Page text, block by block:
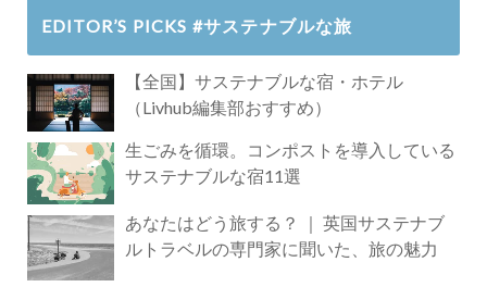
EDITOR’S PICKS #サステナブルな旅
【全国】サステナブルな宿・ホテル
（Livhub編集部おすすめ）
生ごみを循環。コンポストを導入している
サステナブルな宿11選
あなたはどう旅する？ ｜ 英国サステナブ
ルトラベルの専門家に聞いた、旅の魅力